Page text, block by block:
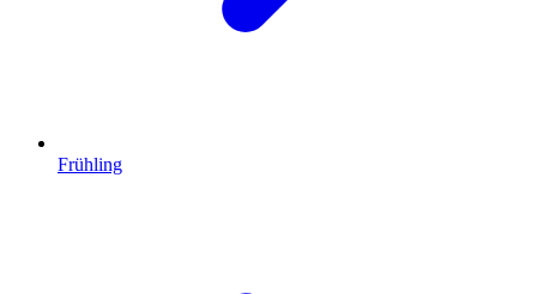
Frühling